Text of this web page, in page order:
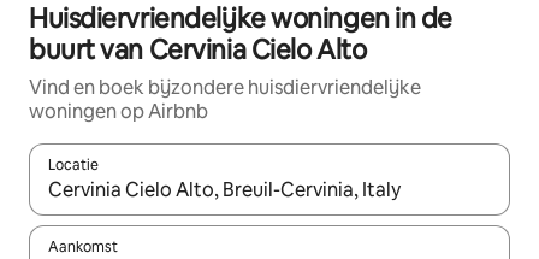
Huisdiervriendelijke woningen in de
buurt van Cervinia Cielo Alto
Vind en boek bijzondere huisdiervriendelijke
woningen op Airbnb
Locatie
Wanneer er suggesties beschikbaar zijn, maak je een keuze
Aankomst